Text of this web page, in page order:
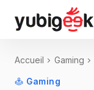
Accueil Gaming
Gaming